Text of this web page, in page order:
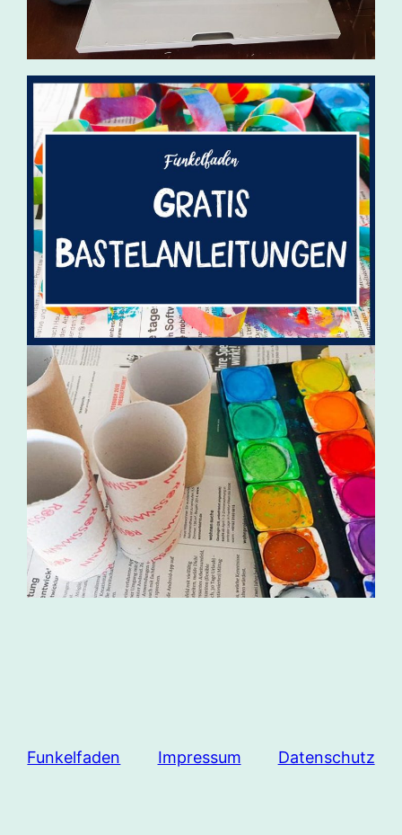
Funkelfaden Impressum Datenschutz